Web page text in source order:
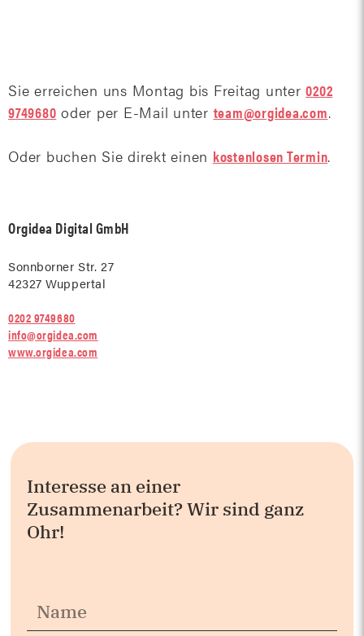
Sie erreichen uns Montag bis Freitag unter0202
9749680 oder per E-Mail unter team@orgidea.com.
Oder buchen Sie direkt einen kostenlosen Termin.
Orgidea Digital GmbH
Sonnborner Str. 27
42327 Wuppertal
0202 9749680
info@orgidea.com
www.orgidea.com
Interesse an einer
Zusammenarbeit? Wir sind ganz
Ohr!